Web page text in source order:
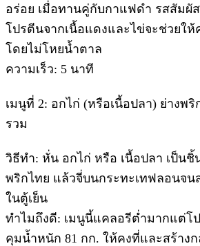
อร่อย เมื่อทานคู่กับกาแฟดำ รสสัมผั
โปรตีนจากเนื้อแดงและไข่จะช่วยใ
โดยไม่โหยน้ำตาล
​ความเร็ว: 5 นาที
เมนูที่ 2: อกไก่ (หรือเนื้อปลา) ย่างพ
รวม
วิธีทำ: หั่น อกไก่ หรือ เนื้อปลา เป็นชิ้
พริกไทย แล้วจี่บนกระทะเทฟลอนจ
ในตู้เย็น
ทำไมถึงดี: เมนูนี้แคลอรีต่ำมากแต่โ
คุมน้ำหนัก 81 กก. ให้คงที่และสร้างก